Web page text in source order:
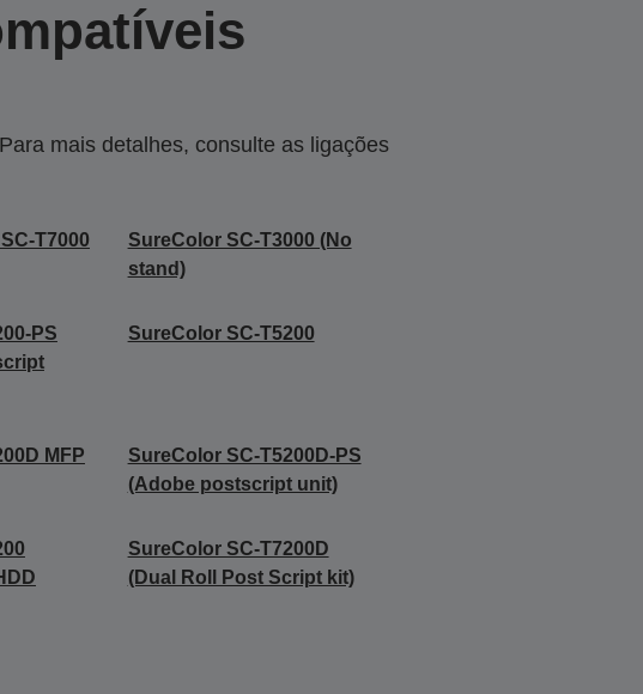
mais detalhes, consulte as ligações
T7000
SureColor SC-T3000 (No
stand)
PS
SureColor SC-T5200
MFP
SureColor SC-T5200D-PS
(Adobe postscript unit)
SureColor SC-T7200D
(Dual Roll Post Script kit)